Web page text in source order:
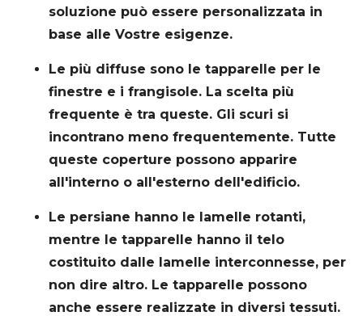
soluzione può essere personalizzata in
base alle Vostre esigenze.
Le più diffuse sono le tapparelle per le
finestre e i frangisole. La scelta più
frequente è tra queste. Gli scuri si
incontrano meno frequentemente. Tutte
queste coperture possono apparire
all'interno o all'esterno dell'edificio.
Le persiane hanno le lamelle rotanti,
mentre le tapparelle hanno il telo
costituito dalle lamelle interconnesse, per
non dire altro. Le tapparelle possono
anche essere realizzate in diversi tessuti.